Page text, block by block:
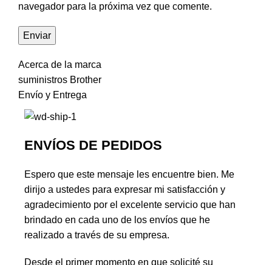
navegador para la próxima vez que comente.
Acerca de la marca
suministros Brother
Envío y Entrega
ENVÍOS DE PEDIDOS
Espero que este mensaje les encuentre bien. Me
dirijo a ustedes para expresar mi satisfacción y
agradecimiento por el excelente servicio que han
brindado en cada uno de los envíos que he
realizado a través de su empresa.
Desde el primer momento en que solicité su